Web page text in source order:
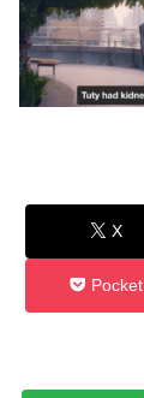
X
Pocket